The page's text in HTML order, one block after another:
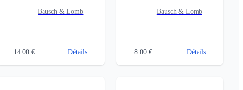
Bausch & Lomb
14.00 € Détails
Bausch & Lomb
8.00 € Détails